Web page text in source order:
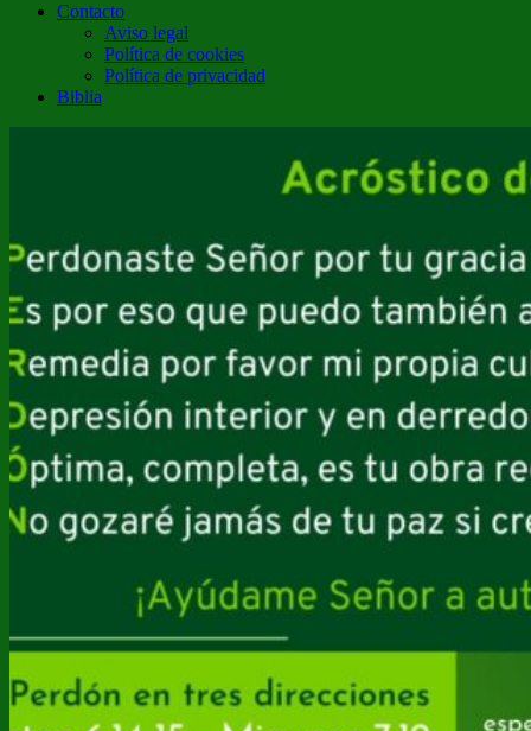
Contacto
Aviso legal
Política de cookies
Política de privacidad
Biblia